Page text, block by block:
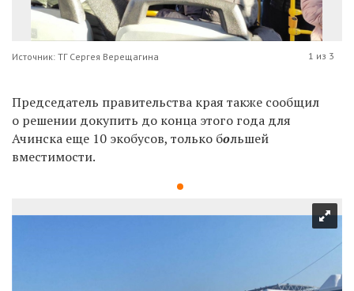
Источник: ТГ Сергея Верещагина 1 из 3
Председатель правительства края также сообщил
о решении докупить до конца этого года для
Ачинска еще 10 экобусов, только большей
вместимости.